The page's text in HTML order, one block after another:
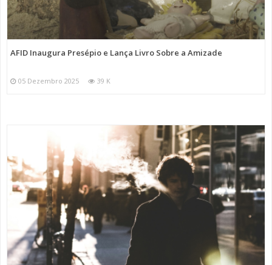
AFID Inaugura Presépio e Lança Livro Sobre a Amizade
05 Dezembro 2025 39 K